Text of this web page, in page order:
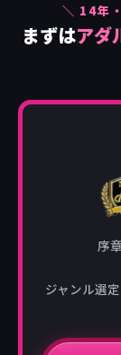
＼ 14年
まずはアダ
序
ジャンル選